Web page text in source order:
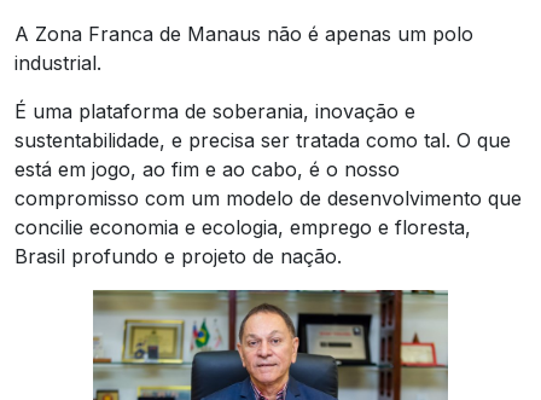
A Zona Franca de Manaus não é apenas um polo
industrial.
É uma plataforma de soberania, inovação e
sustentabilidade, e precisa ser tratada como tal. O que
está em jogo, ao fim e ao cabo, é o nosso
compromisso com um modelo de desenvolvimento que
concilie economia e ecologia, emprego e floresta,
Brasil profundo e projeto de nação.